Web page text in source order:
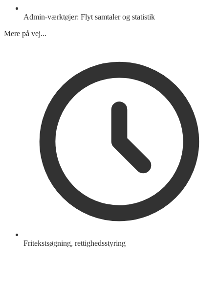
Admin-værktøjer: Flyt samtaler og statistik
Mere på vej...
Fritekstsøgning, rettighedsstyring